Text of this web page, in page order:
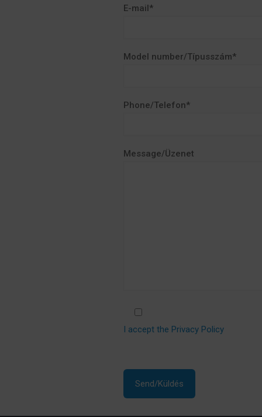
E-mail*
Model number/Típusszám*
Phone/Telefon*
Message/Üzenet
I accept the Privacy Policy